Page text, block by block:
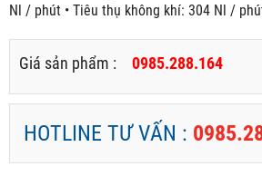
Nl / phút • Tiêu thụ không khí: 304 Nl /
Giá sản phẩm : 0985.288.164
HOTLINE TƯ VẤN :